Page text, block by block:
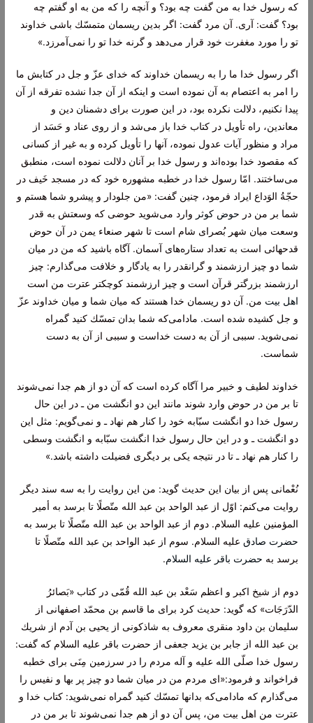
كه رسول خدا به من گفت چه بود؟ و آنچه را كه من به او گفتم چه
بود؟ گفت: آرى. آن مرد گفت: اگر بدین ریسمان متمسّك باشى خداوند
تو را مورد مغفرت خود قرار مى‌دهد و گرنه خدا تو را نمى‌آمرزد.»
اگر رسول خدا ما را به ریسمان خداوند كه خداى عزّ و جل در كتابش ما
را امر به اعتصام به آن نموده است و اینكه از آن جدا نشده تفرقه از آن
پیدا نكنیم، دلالت نكرده بود، در این صورت براى دشمنان دین و
معاندین، راه تأویل در كتاب خدا باز مى‌شد و از روى عناد و حَسَد از
مراد و منظور آیات عدول نموده، آنها را تأویل كرده و به غیر از كسانى
كه مقصود خدا بوده‌اند و رسول خدا بر آنان دلالت نموده است، منطبق
مى‌ساختند. امّا رسول خدا در خطبه مشهوره خود كه در مسجد خَیف در
حجّةُ الوَداع ایراد فرمود، چنین گفت: «من جلودار و پیشرو شما هستم و
شما بر من در حوض كوثر وارد مى‌شوید حوضى كه وسعتش به قدر
وسعت میان شهر بُصراى شام است تا شهر صنعاء یمن‌ در آن حوض
قدحهائى است به تعداد ستاره‌هاى آسمان. آگاه باشید كه من در میان
شما دو چیز ارزشمند و گرانقدر را به یادگار و خلافت مى‌گذارم: چیز
ارزشمند بزرگتر قرآن است و چیز ارزشمند كوچكتر عترت من است
اهل بیت من. آن دو ریسمان خدا هستند كه میان شما و میان خداوند عزّ
و جل كشیده شده است. مادامى‌كه شما بدان تمسّك كنید گمراه
نمى‌شوید. سببى از آن به دست خداست و سببى از آن به دست
شماست.
خداوند لطیف و خبیر مرا آگاه كرده است كه آن دو از هم جدا نمى‌شوند
تا بر من در حوض وارد شوند مانند این دو انگشت من ـ در این حال
رسول خدا دو انگشت سبّابه خود را كنار هم نهاد ـ و نمى‌گویم: مثل این
دو انگشت ـ و در این حال رسول خدا انگشت سبّابه و انگشت وسطى
را كنار هم نهاد ـ تا در نتیجه یكى بر دیگرى فضیلت داشته باشد.»
نُعْمانى پس از بیان این حدیث گوید: من این روایت را به سه سند دیگر
روایت مى‌كنم: اوّل از عبد الواحد بن عبد الله متّصلًا تا برسد به أمیر
المؤمنین علیه السلام. دوم از عبد الواحد بن عبد الله متّصلًا تا برسد به
حضرت صادق علیه السلام. سوم از عبد الواحد بن عبد الله متّصلًا تا
برسد به حضرت باقر علیه السلام.
دوم از شیخ اكبر و اعظم سَعْد بن عبد الله قُمّى در كتاب «بَصائرُ
الدّرَجَات» كه گوید: حدیث كرد براى ما قاسم بن محمّد اصفهانى از
سلیمان بن داود منقرى معروف به شاذكونى از یحیى بن آدم از شریك
بن عبد الله از جابر بن یزید جعفى از حضرت باقر علیه السلام كه گفت:
رسول خدا صلّى الله علیه و آله مردم را در سرزمین مِنَى براى خطبه
فراخواند و فرمود:«اى مردم من در میان شما دو چیز پر بها و نفیس را
مى‌گذارم كه مادامى‌كه بدانها تمسّك كنید گمراه نمى‌شوید: كتاب خدا و
عترت من اهل بیت من، پس آن دو از هم جدا نمى‌شوند تا بر من در